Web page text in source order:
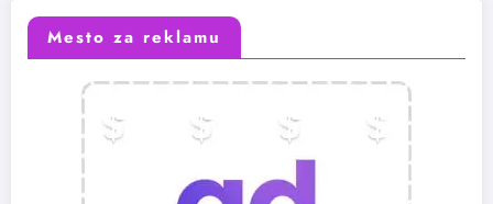
Mesto za reklamu